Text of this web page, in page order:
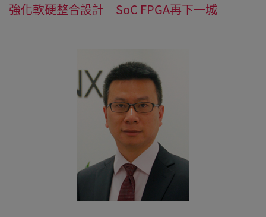
強化軟硬整合設計 SoC FPGA再下一城